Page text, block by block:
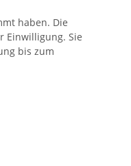
haben. Die
Einwilligung. Sie
bis zum